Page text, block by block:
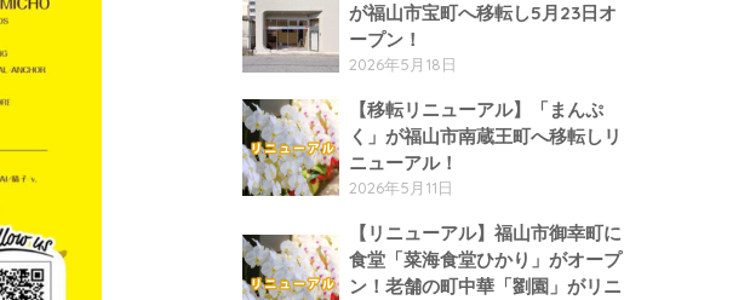
が福山市宝町へ移転し5月23日オ
ープン！
2026年5月18日
【移転リニューアル】「まんぷ
く」が福山市南蔵王町へ移転しリ
ニューアル！
2026年5月11日
【リニューアル】福山市御幸町に
食堂「菜海食堂ひかり」がオープ
ン！老舗の町中華「劉園」がリニ